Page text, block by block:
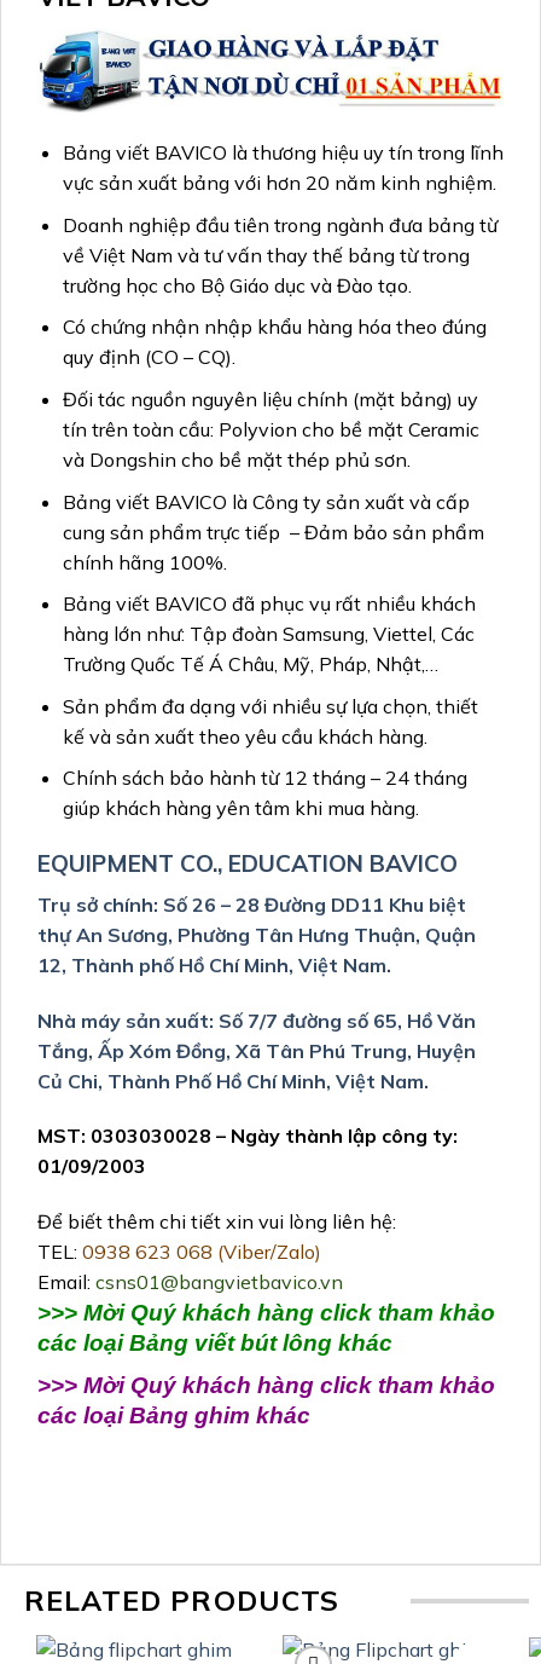
Bảng viết BAVICO là thương hiệu uy tín trong lĩnh
vực sản xuất bảng với hơn 20 năm kinh nghiệm.
Doanh nghiệp đầu tiên trong ngành đưa bảng từ
về Việt Nam và tư vấn thay thế bảng từ trong
trường học cho Bộ Giáo dục và Đào tạo.
Có chứng nhận nhập khẩu hàng hóa theo đúng
quy định (CO – CQ).
Đối tác nguồn nguyên liệu chính (mặt bảng) uy
tín trên toàn cầu: Polyvion cho bề mặt Ceramic
và Dongshin cho bề mặt thép phủ sơn.
Bảng viết BAVICO là Công ty sản xuất và cấp
cung sản phẩm trực tiếp – Đảm bảo sản phẩm
chính hãng 100%.
Bảng viết BAVICO đã phục vụ rất nhiều khách
hàng lớn như: Tập đoàn Samsung, Viettel, Các
Trường Quốc Tế Á Châu, Mỹ, Pháp, Nhật,…
Sản phẩm đa dạng với nhiều sự lựa chọn, thiết
kế và sản xuất theo yêu cầu khách hàng.
Chính sách bảo hành từ 12 tháng – 24 tháng
giúp khách hàng yên tâm khi mua hàng.
EQUIPMENT CO., EDUCATION BAVICO
Trụ sở chính: Số 26 – 28 Đường DD11 Khu biệt
thự An Sương, Phường Tân Hưng Thuận, Quận
12, Thành phố Hồ Chí Minh, Việt Nam.
Nhà máy sản xuất: Số 7/7 đường số 65, Hồ Văn
Tắng, Ấp Xóm Đồng, Xã Tân Phú Trung, Huyện
Củ Chi, Thành Phố Hồ Chí Minh, Việt Nam.
MST: 0303030028 – Ngày thành lập công ty:
01/09/2003
Để biết thêm chi tiết xin vui lòng liên hệ:
TEL: 0938 623 068 (Viber/Zalo)
Email: csns01@bangvietbavico.vn
>>> Mời Quý khách hàng click tham khảo
các loại Bảng viết bút lông khác
>>> Mời Quý khách hàng click tham khảo
các loại Bảng ghim khác
RELATED PRODUCTS